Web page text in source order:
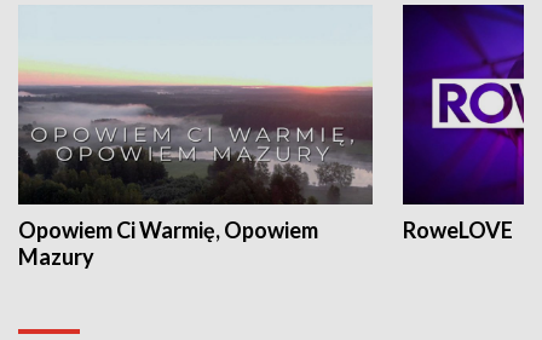
Opowiem Ci Warmię, Opowiem
Mazury
RoweLOVE